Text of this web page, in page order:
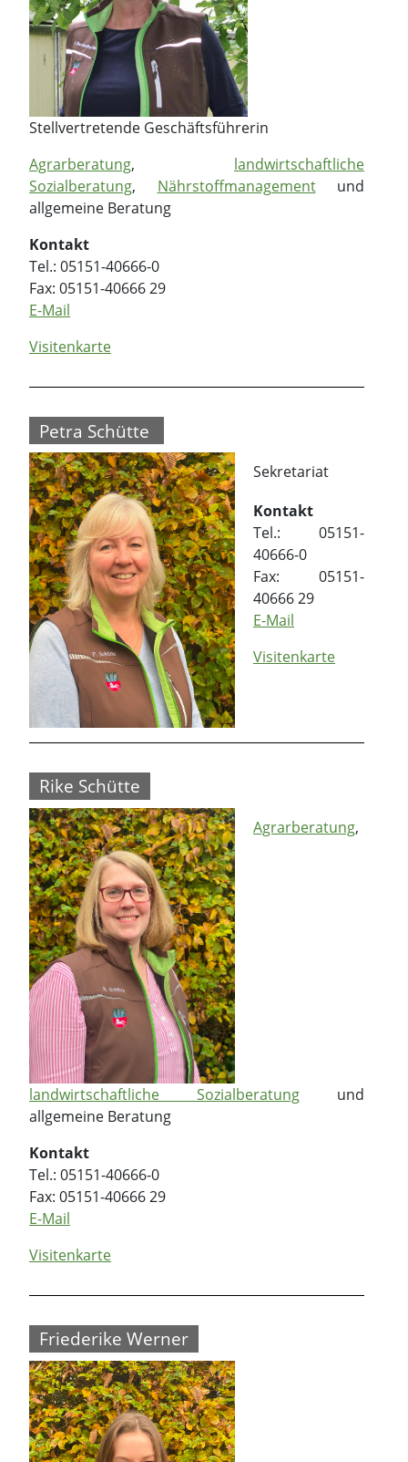
Stellvertretende Geschäftsführerin
Agrarberatung, landwirtschaftliche
Sozialberatung, Nährstoffmanagementund
allgemeine Beratung
Kontakt
Tel.: 05151-40666-0
Fax: 05151-40666 29
E-Mail
Visitenkarte
Petra Schütte
Sekretariat
Kontakt
Tel.: 05151-
40666-0
Fax: 05151-
40666 29
E-Mail
Visitenkarte
Rike Schütte
Agrarberatung,
landwirtschaftliche Sozialberatung und
allgemeine Beratung
Kontakt
Tel.: 05151-40666-0
Fax: 05151-40666 29
E-Mail
Visitenkarte
Friederike Werner